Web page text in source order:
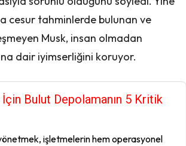
cesur tahminlerde bulunan ve
Musk, insan olmadan
dair iyimserliğini koruyor.
Bulut Depolamanın 5 Kritik
işletmelerin hem operasyonel